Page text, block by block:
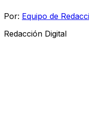
Por: Equipo de
Redacción Digital